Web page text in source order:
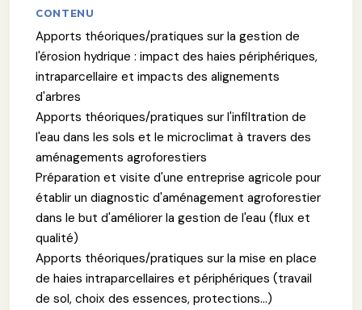
CONTENU
Apports théoriques/pratiques sur la gestion de
l'érosion hydrique : impact des haies périphériques,
intraparcellaire et impacts des alignements
d'arbres
Apports théoriques/pratiques sur l'infiltration de
l'eau dans les sols et le microclimat à travers des
aménagements agroforestiers
Préparation et visite d'une entreprise agricole pour
établir un diagnostic d'aménagement agroforestier
dans le but d'améliorer la gestion de l'eau (flux et
qualité)
Apports théoriques/pratiques sur la mise en place
de haies intraparcellaires et périphériques (travail
de sol, choix des essences, protections…)